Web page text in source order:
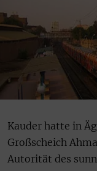
Kauder hatte in
Großscheich
Autorität des